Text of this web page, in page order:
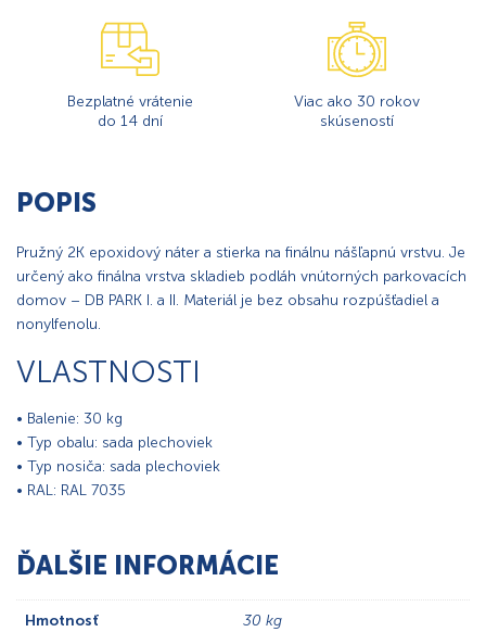
Bezplatné vrátenie
do 14 dní
Viac ako 30 rokov
skúseností
POPIS
Pružný 2K epoxidový náter a stierka na finálnu nášľapnú vrstvu. Je
určený ako finálna vrstva skladieb podláh vnútorných parkovacích
domov – DB PARK I. a II. Materiál je bez obsahu rozpúšťadiel a
nonylfenolu.
VLASTNOSTI
• Balenie: 30 kg
• Typ obalu: sada plechoviek
• Typ nosiča: sada plechoviek
• RAL: RAL 7035
ĎALŠIE INFORMÁCIE
Hmotnosť 30 kg